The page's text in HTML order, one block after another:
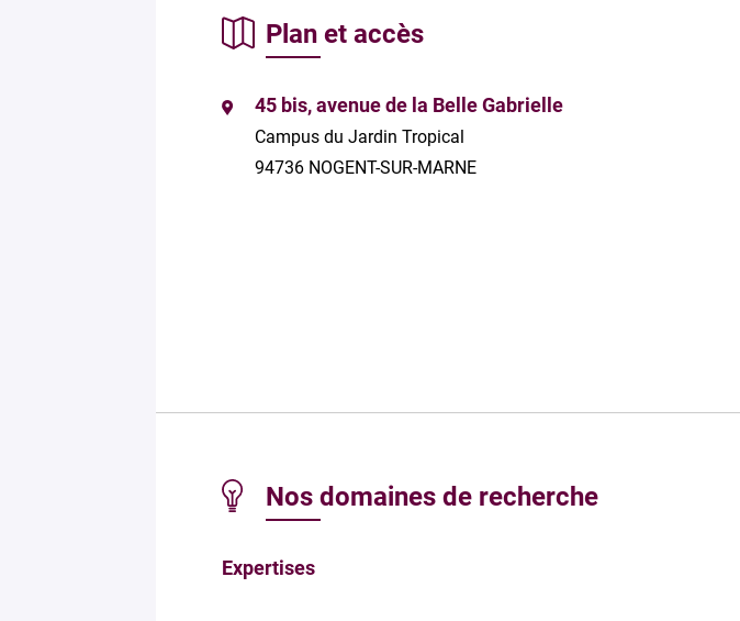
Plan et accès
45 bis, avenue de la Belle Gabrielle
Campus du Jardin Tropical
94736 NOGENT-SUR-MARNE
Nos domaines de recherche
Expertises